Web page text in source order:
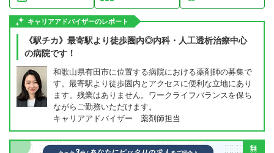
キャリアアドバイザーのレポート
《駅チカ》最寄駅より徒歩圏内◎内科・人工透析治療中心
の病院です！
和歌山県有田市に位置する病院における薬剤師の募集で
す。最寄駅より徒歩圏内とアクセスに便利な立地にあり
ます。残業はありません。ワークライフバランスを保ち
ながらご勤務いただけます。
キャリアアドバイザー 薬剤師担当